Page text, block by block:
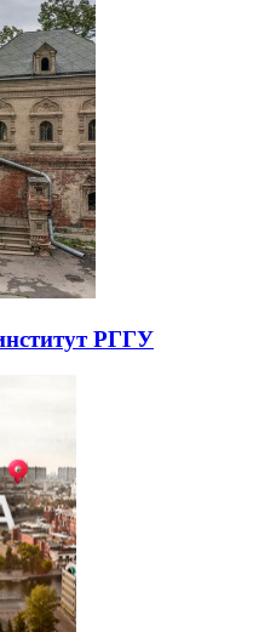
РГГУ